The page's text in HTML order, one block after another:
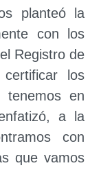
planteó la
con los
Registro de
los
tenemos en
a la
con
que vamos